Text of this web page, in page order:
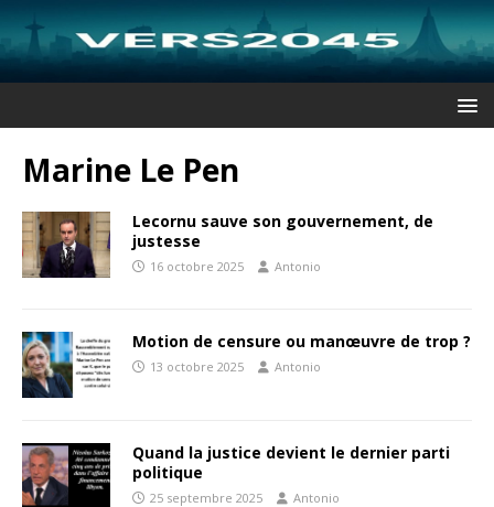
Marine Le Pen
Lecornu sauve son gouvernement, de
justesse
16 octobre 2025 Antonio
Motion de censure ou manœuvre de trop ?
13 octobre 2025 Antonio
Quand la justice devient le dernier parti
politique
25 septembre 2025 Antonio